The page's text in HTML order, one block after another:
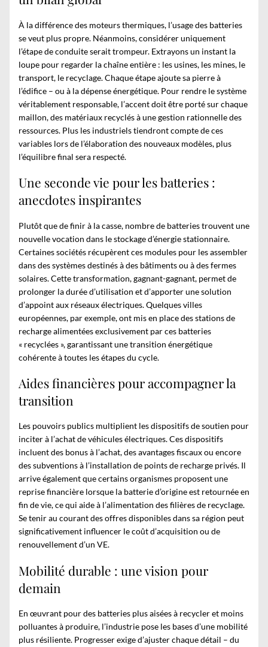
À la différence des moteurs thermiques, l’usage des batteries
se veut plus propre. Néanmoins, considérer uniquement
l’étape de conduite serait trompeur. Extrayons un instant la
loupe pour regarder la chaîne entière : les usines, les mines, le
transport, le recyclage. Chaque étape ajoute sa pierre à
l’édifice – ou à la dépense énergétique. Pour rendre le système
véritablement responsable, l’accent doit être porté sur chaque
maillon, des matériaux recyclés à une gestion rationnelle des
ressources. Plus les industriels tiendront compte de ces
variables lors de l’élaboration des nouveaux modèles, plus
l’équilibre final sera respecté.
Une seconde vie pour les batteries :
anecdotes inspirantes
Plutôt que de finir à la casse, nombre de batteries trouvent une
nouvelle vocation dans le stockage d’énergie stationnaire.
Certaines sociétés récupèrent ces modules pour les assembler
dans des systèmes destinés à des bâtiments ou à des fermes
solaires. Cette transformation, gagnant-gagnant, permet de
prolonger la durée d’utilisation et d’apporter une solution
d’appoint aux réseaux électriques. Quelques villes
européennes, par exemple, ont mis en place des stations de
recharge alimentées exclusivement par ces batteries
« recyclées », garantissant une transition énergétique
cohérente à toutes les étapes du cycle.
Aides financières pour accompagner la
transition
Les pouvoirs publics multiplient les dispositifs de soutien pour
inciter à l’achat de véhicules électriques. Ces dispositifs
incluent des bonus à l’achat, des avantages fiscaux ou encore
des subventions à l’installation de points de recharge privés. Il
arrive également que certains organismes proposent une
reprise financière lorsque la batterie d’origine est retournée en
fin de vie, ce qui aide à l’alimentation des filières de recyclage.
Se tenir au courant des offres disponibles dans sa région peut
significativement influencer le coût d’acquisition ou de
renouvellement d’un VE.
Mobilité durable : une vision pour
demain
En œuvrant pour des batteries plus aisées à recycler et moins
polluantes à produire, l’industrie pose les bases d’une mobilité
plus résiliente. Progresser exige d’ajuster chaque détail – du